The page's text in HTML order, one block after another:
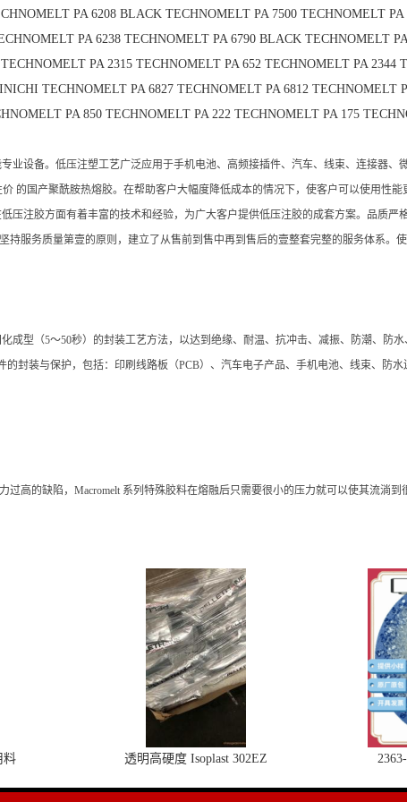
PA 6208 BLACK TECHNOMELT PA 7500 TECHNOMELT PA
PA 6238 TECHNOMELT PA 6790 BLACK TECHNOMELT
TECHNOMELT PA 2315 TECHNOMELT PA 652 TECHNOMELT PA 2344
TECHNOMELT PA 6827 TECHNOMELT PA 6812 TECHNOMELT
PA 850 TECHNOMELT PA 222 TECHNOMELT PA 175
设备。低压注塑工艺广泛应用于手机电池、高频接插件、汽车、线束、连接器、
的国产聚酰胺热熔胶。在帮助客户大幅度降低成本的情况下，使客户可以使用性能
注胶方面有着丰富的技术和经验，为广大客户提供低压注胶的成套方案。品质严
服务质量第壹的原则，建立了从售前到售中再到售后的壹整套完整的服务体系。
成型（5～50秒）的封装工艺方法，以达到绝缘、耐温、抗冲击、减振、防潮、防
封装与保护，包括：印刷线路板（PCB）、汽车电子产品、手机电池、线束、防
的缺陷，Macromelt 系列特殊胶料在熔融后只需要很小的压力就可以使其流淌到
料 透明高硬度 Isoplast 302EZ